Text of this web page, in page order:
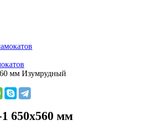
мм Изумрудный
650x560 мм